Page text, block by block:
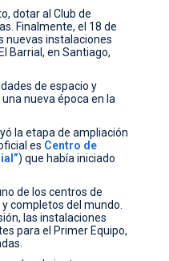
dotar al Club de
Finalmente, el 18 de
nuevas instalaciones
Barrial, en Santiago,
de espacio y
nueva época en la
la etapa de ampliación
es Centro de
) que había iniciado
de los centros de
completos del mundo.
las instalaciones
para el Primer Equipo,